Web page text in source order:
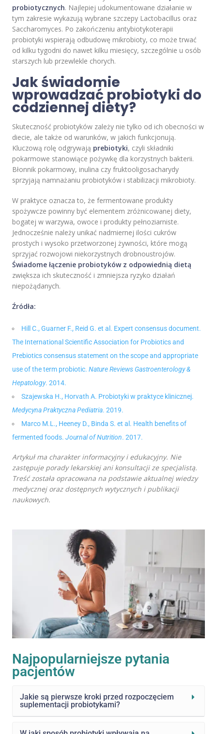
probiotycznych. Najlepiej udokumentowane działanie w
tym zakresie wykazują wybrane szczepy Lactobacillus oraz
Saccharomyces. Po zakończeniu antybiotykoterapii
probiotyki wspierają odbudowę mikrobioty, co może trwać
od kilku tygodni do nawet kilku miesięcy, szczególnie u osób
starszych lub przewlekle chorych.
Jak świadomie
wprowadzać probiotyki do
codziennej diety?
Skuteczność probiotyków zależy nie tylko od ich obecności w
diecie, ale także od warunków, w jakich funkcjonują.
Kluczową rolę odgrywają prebiotyki, czyli składniki
pokarmowe stanowiące pożywkę dla korzystnych bakterii.
Błonnik pokarmowy, inulina czy fruktooligosacharydy
sprzyjają namnażaniu probiotyków i stabilizacji mikrobioty.
W praktyce oznacza to, że fermentowane produkty
spożywcze powinny być elementem zróżnicowanej diety,
bogatej w warzywa, owoce i produkty pełnoziarniste.
Jednocześnie należy unikać nadmiernej ilości cukrów
prostych i wysoko przetworzonej żywności, które mogą
sprzyjać rozwojowi niekorzystnych drobnoustrojów.
Świadome łączenie probiotyków z odpowiednią dietą
zwiększa ich skuteczność i zmniejsza ryzyko działań
niepożądanych.
Źródła:
Hill C., Guarner F., Reid G. et al. Expert consensus document.
The International Scientific Association for Probiotics and
Prebiotics consensus statement on the scope and appropriate
use of the term probiotic. Nature Reviews Gastroenterology &
Hepatology. 2014.
Szajewska H., Horvath A. Probiotyki w praktyce klinicznej.
Medycyna Praktyczna Pediatria. 2019.
Marco M.L., Heeney D., Binda S. et al. Health benefits of
fermented foods. Journal of Nutrition. 2017.
Artykuł ma charakter informacyjny i edukacyjny. Nie
zastępuje porady lekarskiej ani konsultacji ze specjalistą.
Treść została opracowana na podstawie aktualnej wiedzy
medycznej oraz dostępnych wytycznych i publikacji
naukowych.
Najpopularniejsze pytania
pacjentów
Jakie są pierwsze kroki przed rozpoczęciem
suplementacji probiotykami?